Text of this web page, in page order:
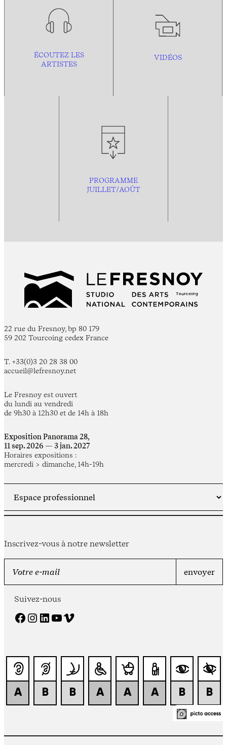
ÉCOUTEZ LES
ARTISTES
VIDÉOS
PROGRAMME
JUILLET/AOÛT
22 rue du Fresnoy, bp 80 179
59 202 Tourcoing cedex France
T. +33(0)3 20 28 38 00
accueil@lefresnoy.net
Le Fresnoy est ouvert
du lundi au vendredi
de 9h30 à 12h30 et de 14h à 18h
Exposition Panorama 28,
11 sep. 2026 — 3 jan. 2027
Horaires expositions :
mercredi > dimanche, 14h-19h
Inscrivez-vous à notre newsletter
Suivez-nous
Facebook Instagram LinkedIn YouTube Vimeo